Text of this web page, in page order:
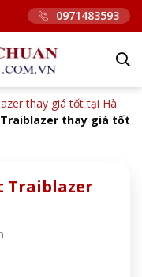
0971483593
thay giá tốt tại Hà
thay giá tốt
Traiblazer